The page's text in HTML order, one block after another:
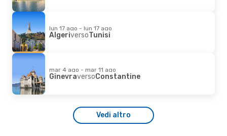
lun 17 ago - lun 17 ago
AlgeriversoTunisi
mar 4 ago - mar 11 ago
GinevraversoConstantine
Vedi altro